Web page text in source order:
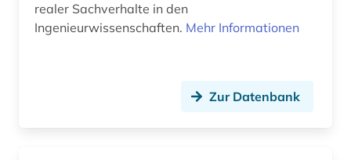
realer Sachverhalte in den
Ingenieurwissenschaften. Mehr Informationen
Zur Datenbank